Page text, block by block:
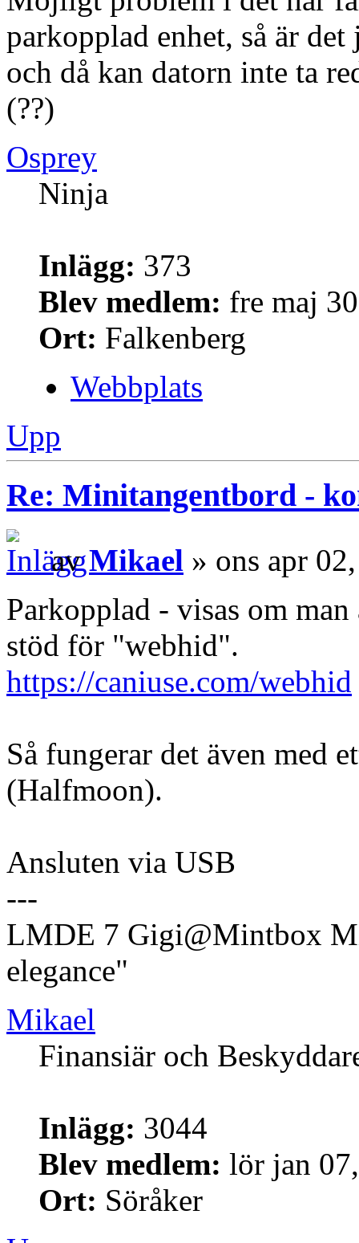
parkopplad enhet, så är
och då kan datorn inte ta
(??)
Osprey
Ninja
Inlägg: 373
Blev medlem: fre maj
Ort: Falkenberg
Webbplats
Upp
Re: Minitangentbord -
avMikael » ons apr
Parkopplad - visas om
stöd för "webhid".
https://caniuse.com/webhid
Så fungerar det även med
(Halfmoon).
Ansluten via USB
---
LMDE 7 Gigi@Mintbox
elegance"
Mikael
Finansiär och
Inlägg: 3044
Blev medlem: lör jan
Ort: Söråker